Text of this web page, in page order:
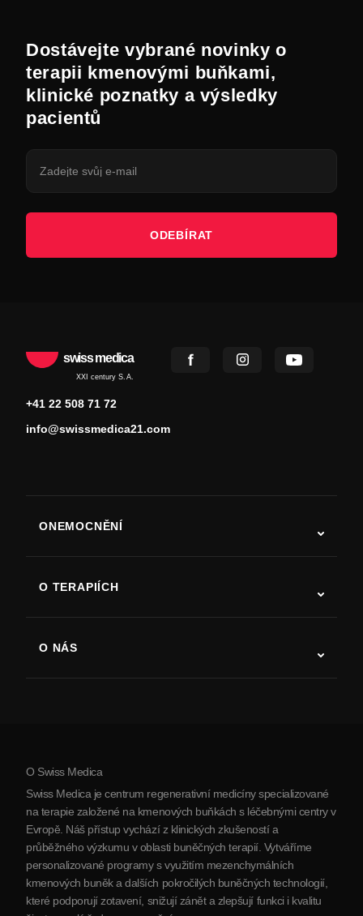
Dostávejte vybrané novinky o
terapii kmenovými buňkami,
klinické poznatky a výsledky
pacientů
ODEBÍRAT
swiss medica
XXI century S.A.
+41 22 508 71 72
info@swissmedica21.com
ONEMOCNĚNÍ
Parkinsonova choroba
Artritida
O TERAPIÍCH
O NÁS
O Srbsku
Blog
Partnerství
Kontaktujte nás
O Swiss Medica
Swiss Medica je centrum regenerativní medicíny specializované
na terapie založené na kmenových buňkách s léčebnými centry v
Evropě. Náš přístup vychází z klinických zkušeností a
průběžného výzkumu v oblasti buněčných terapií. Vytváříme
personalizované programy s využitím mezenchymálních
kmenových buněk a dalších pokročilých buněčných technologií,
které podporují zotavení, snižují zánět a zlepšují funkci i kvalitu